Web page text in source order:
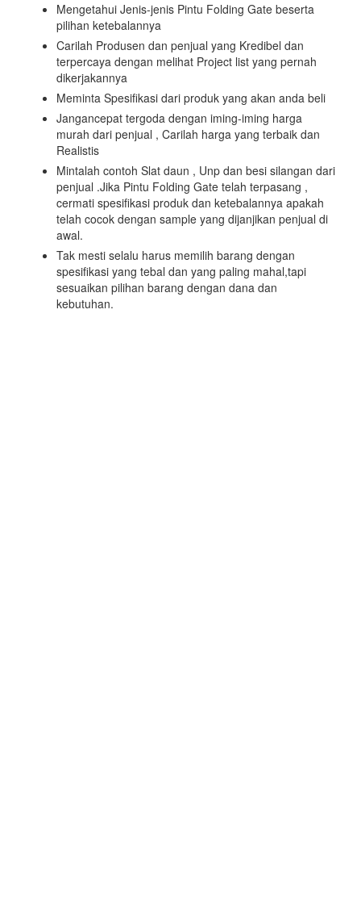
Mengetahui Jenis-jenis Pintu Folding Gate beserta
pilihan ketebalannya
Carilah Produsen dan penjual yang Kredibel dan
terpercaya dengan melihat Project list yang pernah
dikerjakannya
Meminta Spesifikasi dari produk yang akan anda beli
Jangancepat tergoda dengan iming-iming harga
murah dari penjual , Carilah harga yang terbaik dan
Realistis
Mintalah contoh Slat daun , Unp dan besi silangan dari
penjual .Jika Pintu Folding Gate telah terpasang ,
cermati spesifikasi produk dan ketebalannya apakah
telah cocok dengan sample yang dijanjikan penjual di
awal.
Tak mesti selalu harus memilih barang dengan
spesifikasi yang tebal dan yang paling mahal,tapi
sesuaikan pilihan barang dengan dana dan
kebutuhan.